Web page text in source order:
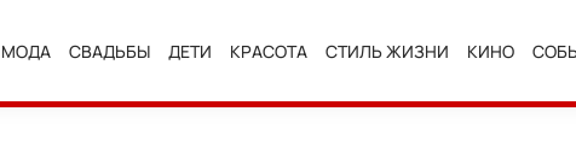
МОДА СВАДЬБЫ ДЕТИ КРАСОТА СТИЛЬ ЖИЗНИ КИНО